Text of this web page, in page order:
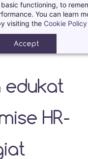
functioning, to
You can learn
visiting the Cookie Policy
Accept
edukat
HR-